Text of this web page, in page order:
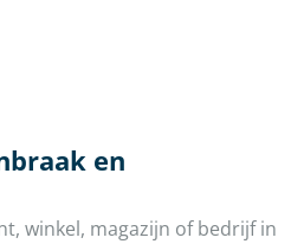
en
winkel, magazijn of bedrijf in